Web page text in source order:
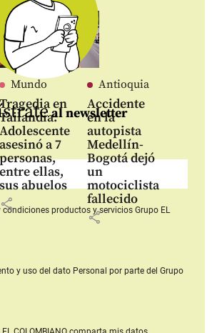
Mundo
Tragedia en
Adolescente
asesinó a 7
ellas,
abuelos
share
Antioquia
Accidente
en la
autopista
Medellín-
Bogotá dejó
un
motociclista
fallecido
share
al newsletter
condiciones productos y serviciosGrupo EL
y uso del dato Personal por parte del Grupo